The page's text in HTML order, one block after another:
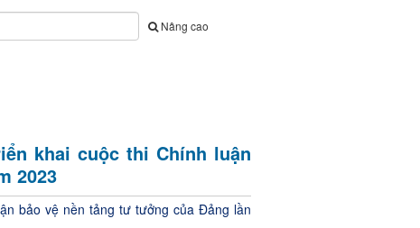
Nâng cao
khai cuộc thi Chính luận
2023
bảo vệ nền tảng tư tưởng của Đảng lần